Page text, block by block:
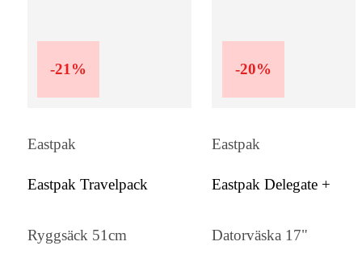
-21%
Eastpak
Eastpak Travelpack
Ryggsäck 51cm
-20%
Eastpak
Eastpak Delegate +
Datorväska 17"